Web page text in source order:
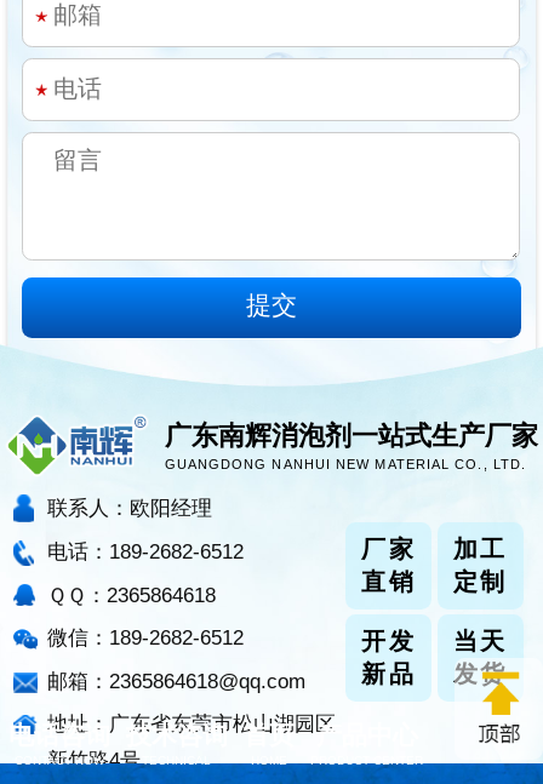
广东南辉消泡剂一站式生产厂家
GUANGDONG NANHUI NEW MATERIAL CO., LTD.
厂家
直销
加工
定制
开发
新品
当天
发货
联系人：欧阳经理
电话：189-2682-6512
ＱＱ：2365864618
微信：189-2682-6512
邮箱：2365864618@qq.com
地址：广东省东莞市松山湖园区
新竹路4号
电话咨询
CONTACT NOW
技术咨询 首页 产品中心